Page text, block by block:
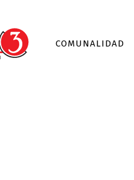
COMUNALIDAD